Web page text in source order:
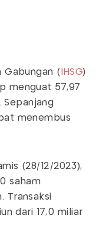
Gabungan ( IHSG)
menguat 57,97
Sepanjang
menembus
(28/12/2023),
saham
Transaksi
dari 17,0 miliar